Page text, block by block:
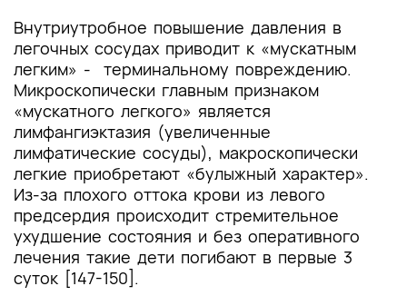
Внутриутробное повышение давления в
легочных сосудах приводит к «мускатным
легким» - терминальному повреждению.
Микроскопически главным признаком
«мускатного легкого» является
лимфангиэктазия (увеличенные
лимфатические сосуды), макроскопически
легкие приобретают «булыжный характер».
Из-за плохого оттока крови из левого
предсердия происходит стремительное
ухудшение состояния и без оперативного
лечения такие дети погибают в первые 3
суток [147-150].